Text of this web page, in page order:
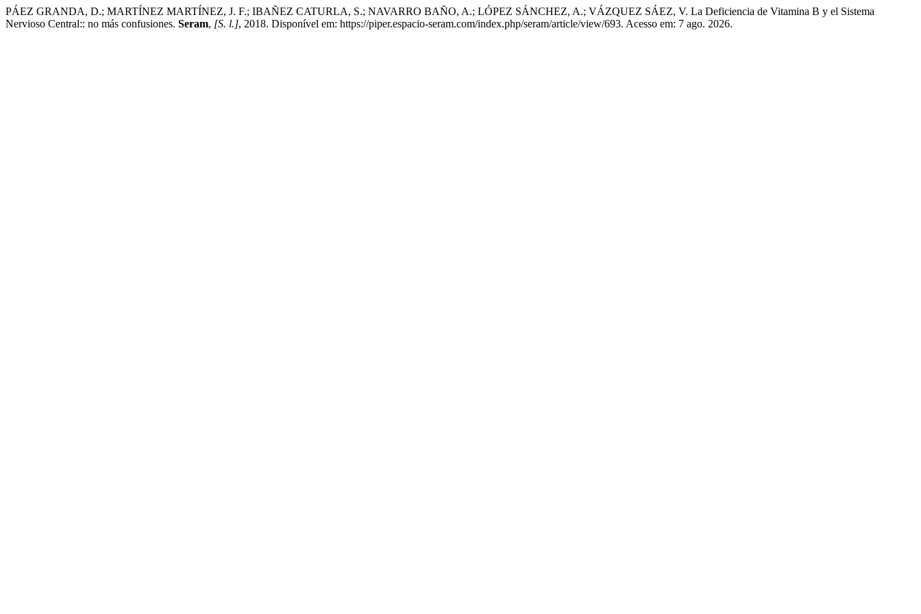
PÁEZ GRANDA, D.; MARTÍNEZ MARTÍNEZ, J. F.; IBAÑEZ CATURLA, S.; NAVARRO BAÑO, A.; LÓPEZ SÁNCHEZ, A.; VÁZQUEZ SÁEZ, V. La Deficiencia de Vitamina B y el Sistema
Nervioso Central:: no más confusiones. Seram, [S. l.], 2018. Disponível em: https://piper.espacio-seram.com/index.php/seram/article/view/693. Acesso em: 7 ago. 2026.